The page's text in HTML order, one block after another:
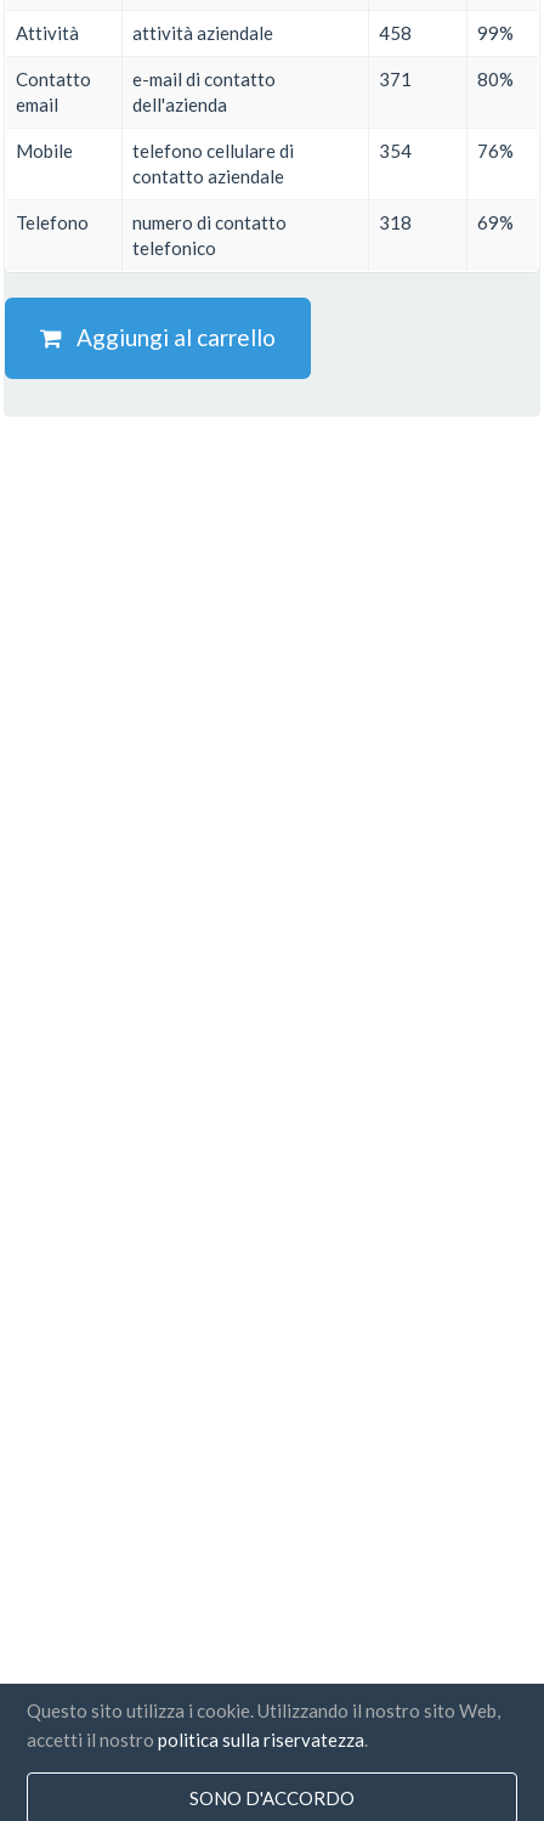
Attività attività aziendale 458 99%
Contatto
email
e-mail di contatto
dell'azienda
371 80%
Mobile
telefono cellulare di
contatto aziendale
354 76%
Telefono
numero di contatto
telefonico
318 69%
Aggiungi al carrello
Questo sito utilizza i cookie. Utilizzando il nostro sito Web,
accetti il nostropolitica sulla riservatezza
SONO D'ACCORDO